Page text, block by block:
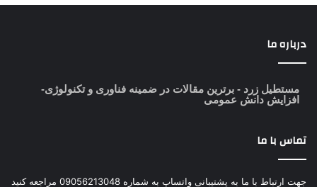
درباره ما
مستطیل زرد - برترین مقالات در ضمینه فناوری و تکنولوژی-
افزایش دانش عمومی
تماس با ما
جهت ارتباط با ما به پشتیبانی واتساپ به شماره 09056213048 مراجعه کنید